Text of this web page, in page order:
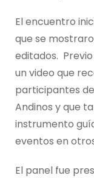
El encuentro
que se
editados.
un video que
participantes de
Andinos y que
instrumento
eventos en
El panel fue